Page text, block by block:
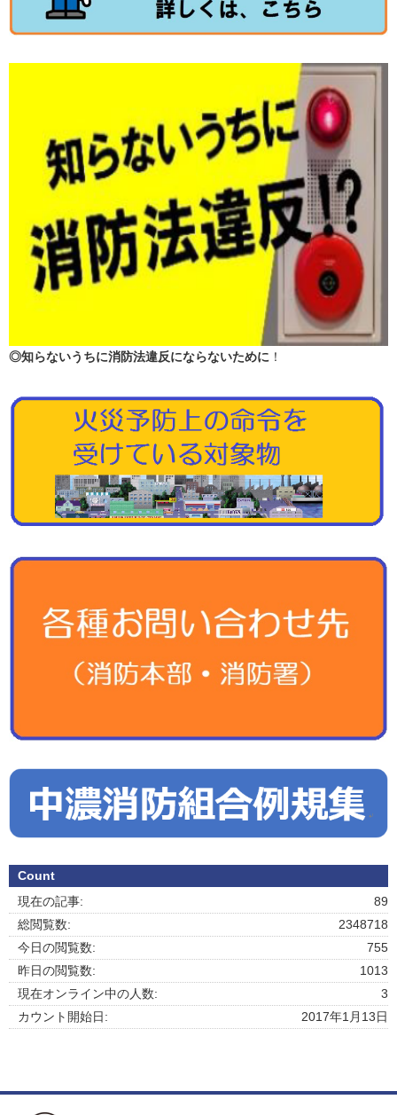
◎知らないうちに消防法違反にならないために ！
Count
89
現在の記事:
2348718
総閲覧数:
755
今日の閲覧数:
1013
昨日の閲覧数:
3
現在オンライン中の人数:
2017年1月13日
カウント開始日: